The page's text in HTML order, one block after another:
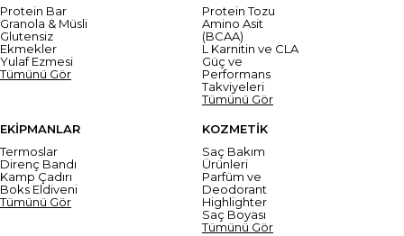
Protein Bar
Granola & Müsli
Glutensiz
Ekmekler
Yulaf Ezmesi
Tümünü Gör
Protein Tozu
Amino Asit
(BCAA)
L Karnitin ve CLA
Güç ve
Performans
Takviyeleri
Tümünü Gör
EKİPMANLAR
Termoslar
Direnç Bandı
Kamp Çadırı
Boks Eldiveni
Tümünü Gör
KOZMETİK
Saç Bakım
Ürünleri
Parfüm ve
Deodorant
Highlighter
Saç Boyası
Tümünü Gör